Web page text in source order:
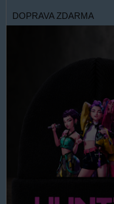
DOPRAVA ZDARMA